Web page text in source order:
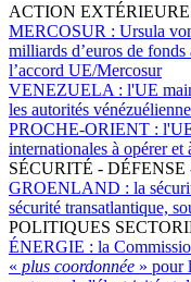
ACTION EXTÉRIEURE
MERCOSUR : Ursula
milliards d’euros de
l’accord UE/Mercosur
VENEZUELA : l'UE
les autorités
PROCHE-ORIENT :
internationales à opérer
SÉCURITÉ - DÉFENSE
GROENLAND : la
sécurité transatlantique,
POLITIQUES
ÉNERGIE : la
« plus coordonnée » pour